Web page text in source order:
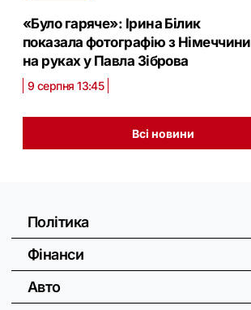
«Було гаряче»: Ірина Білик
показала фотографію з Німеччини
на руках у Павла Зіброва
9 серпня 13:45
Всі новини
Політика
Фінанси
Авто